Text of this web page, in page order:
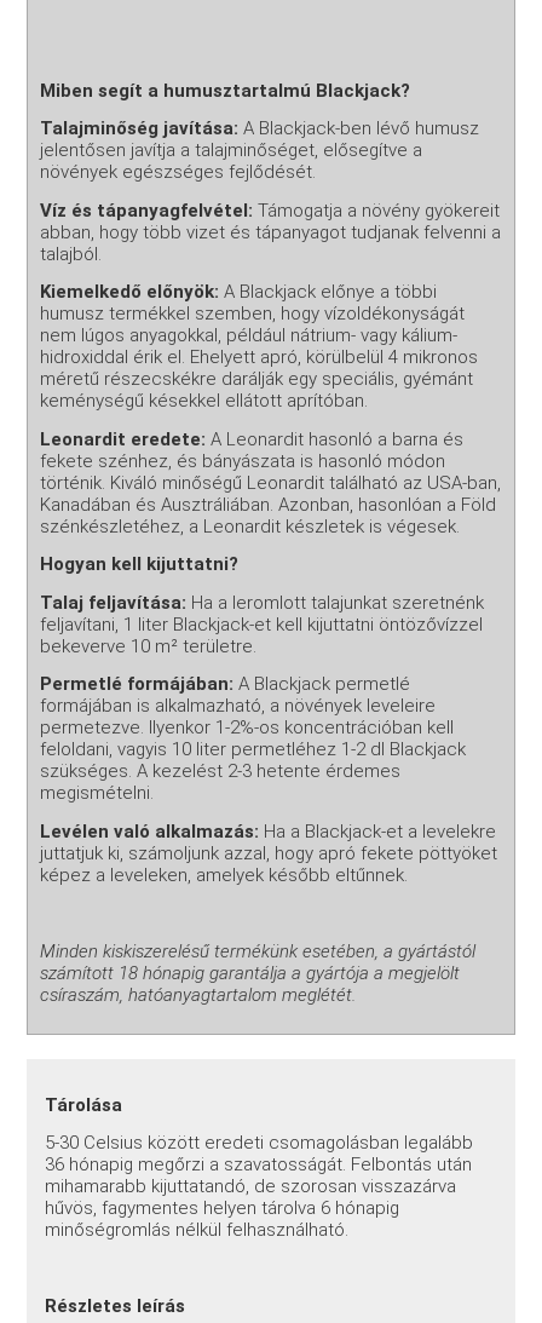
Miben segít a humusztartalmú Blackjack?
Talajminőség javítása: A Blackjack-ben lévő humusz
jelentősen javítja a talajminőséget, elősegítve a
növények egészséges fejlődését.
Víz és tápanyagfelvétel: Támogatja a növény gyökereit
abban, hogy több vizet és tápanyagot tudjanak felvenni a
talajból.
Kiemelkedő előnyök: A Blackjack előnye a többi
humusz termékkel szemben, hogy vízoldékonyságát
nem lúgos anyagokkal, például nátrium- vagy kálium-
hidroxiddal érik el. Ehelyett apró, körülbelül 4 mikronos
méretű részecskékre darálják egy speciális, gyémánt
keménységű késekkel ellátott aprítóban.
Leonardit eredete: A Leonardit hasonló a barna és
fekete szénhez, és bányászata is hasonló módon
történik. Kiváló minőségű Leonardit található az USA-ban,
Kanadában és Ausztráliában. Azonban, hasonlóan a Föld
szénkészletéhez, a Leonardit készletek is végesek.
Hogyan kell kijuttatni?
Talaj feljavítása: Ha a leromlott talajunkat szeretnénk
feljavítani, 1 liter Blackjack-et kell kijuttatni öntözővízzel
bekeverve 10 m² területre.
Permetlé formájában: A Blackjack permetlé
formájában is alkalmazható, a növények leveleire
permetezve. Ilyenkor 1-2%-os koncentrációban kell
feloldani, vagyis 10 liter permetléhez 1-2 dl Blackjack
szükséges. A kezelést 2-3 hetente érdemes
megismételni.
Levélen való alkalmazás: Ha a Blackjack-et a levelekre
juttatjuk ki, számoljunk azzal, hogy apró fekete pöttyöket
képez a leveleken, amelyek később eltűnnek.
Minden kiskiszerelésű termékünk esetében, a gyártástól
számított 18 hónapig garantálja a gyártója a megjelölt
csíraszám, hatóanyagtartalom meglétét.
Tárolása
5-30 Celsius között eredeti csomagolásban legalább
36 hónapig megőrzi a szavatosságát. Felbontás után
mihamarabb kijuttatandó, de szorosan visszazárva
hűvös, fagymentes helyen tárolva 6 hónapig
minőségromlás nélkül felhasználható.
Részletes leírás